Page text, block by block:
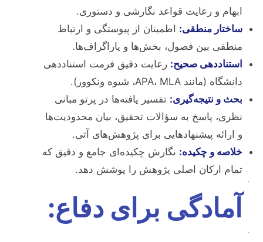
ابهام و رعایت قواعد نگارشی و دستوری.
ساختار منطقی: اطمینان از پیوستگی و ارتباط
منطقی بین فصول، بخش‌ها و پاراگراف‌ها.
استناددهی صحیح: رعایت دقیق فرمت استناددهی
دانشگاه (مانند APA، MLA، شیوه ونکوور).
بحث و نتیجه‌گیری: تفسیر یافته‌ها در پرتو مبانی
نظری، پاسخ به سؤالات تحقیق، بیان محدودیت‌ها
و ارائه پیشنهادهایی برای پژوهش‌های آتی.
خلاصه و چکیده: نگارش چکیده‌ای جامع و دقیق که
تمام ارکان اصلی پژوهش را پوشش دهد.
`
آمادگی برای دفاع:
`